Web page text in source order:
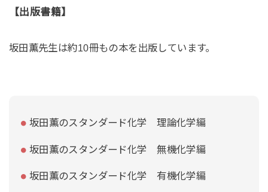
【出版書籍】
坂田薫先生は約10冊もの本を出版しています。
坂田薫のスタンダード化学 理論化学編
坂田薫のスタンダード化学 無機化学編
坂田薫のスタンダード化学 有機化学編